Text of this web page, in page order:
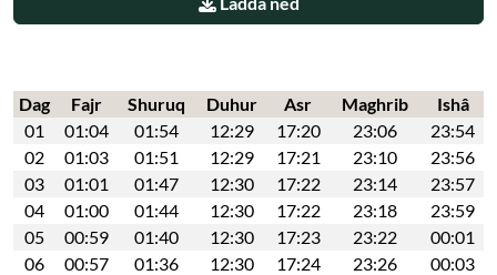
Dag Fajr Shuruq Duhur Asr Maghrib
Ishâ
01
01:04 01:54 12:29 17:20 23:06
23:54
02
01:03 01:51 12:29 17:21 23:10
23:56
03
01:01 01:47 12:30 17:22 23:14
23:57
04
01:00 01:44 12:30 17:22 23:18
23:59
05
00:59 01:40 12:30 17:23 23:22
00:01
06
00:57 01:36 12:30 17:24 23:26
00:03